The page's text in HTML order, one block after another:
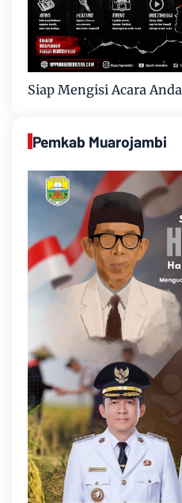
Siap Mengisi Acara Anda
Pemkab Muarojambi